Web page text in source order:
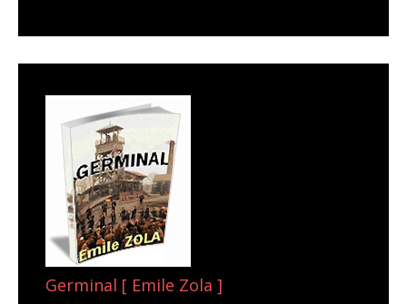
Germinal [ Emile Zola ]